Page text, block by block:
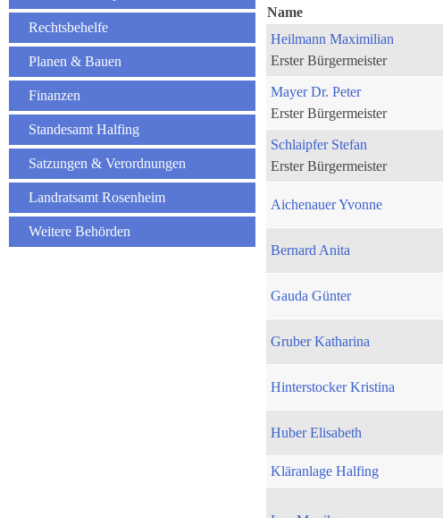
Rechtsbehelfe
Planen & Bauen
Finanzen
Standesamt Halfing
Satzungen & Verordnungen
Landratsamt Rosenheim
Weitere Behörden
Name
Heilmann Maximilian
Erster Bürgermeister
Mayer Dr. Peter
Erster Bürgermeister
Schlaipfer Stefan
Erster Bürgermeister
Aichenauer Yvonne
Bernard Anita
Gauda Günter
Gruber Katharina
Hinterstocker Kristina
Huber Elisabeth
Kläranlage Halfing